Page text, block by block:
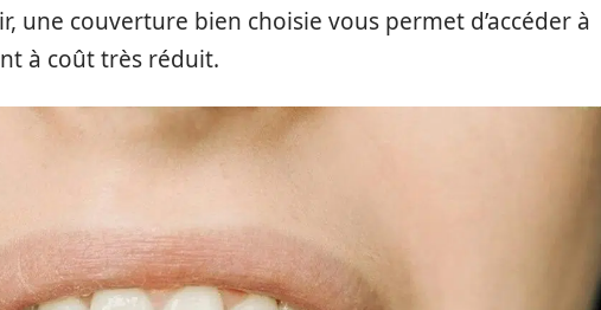
une couverture bien choisie vous permet d’accéder à
à coût très réduit.